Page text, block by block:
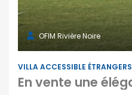
OFIM Rivière Noire
VILLA ACCESSIBLE ÉTRANGERS